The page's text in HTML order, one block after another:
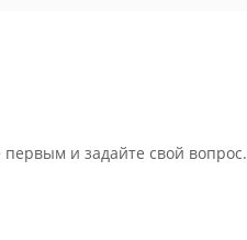
первым и задайте свой вопрос.